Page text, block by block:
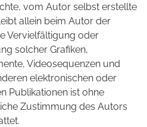
vom Autor selbst erstellte
allein beim Autor der
Vervielfältigung oder
solcher Grafiken,
Videosequenzen und
elektronischen oder
Publikationen ist ohne
Zustimmung des Autors